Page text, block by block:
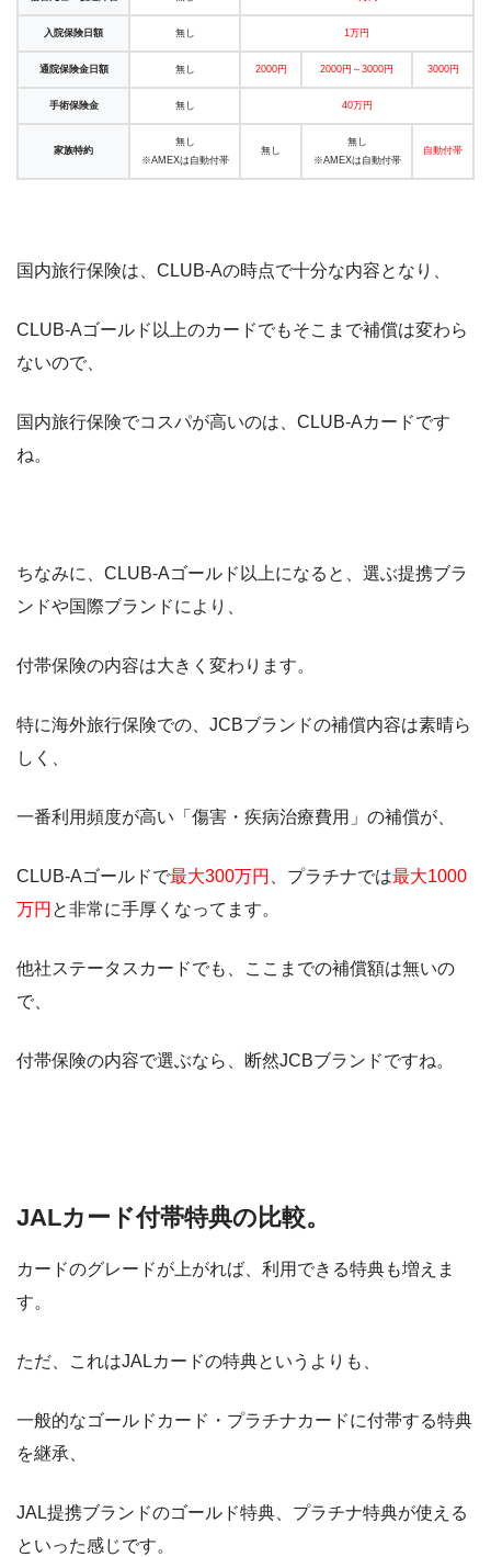
入院保険日額 無し 1万円
通院保険金日額 無し 2000円 2000円～3000円 3000円
手術保険金 無し 40万円
家族特約
無し
※AMEXは自動付帯
無し
無し
※AMEXは自動付帯
自動付帯
国内旅行保険は、CLUB-Aの時点で十分な内容となり、
CLUB-Aゴールド以上のカードでもそこまで補償は変わら
ないので、
国内旅行保険でコスパが高いのは、CLUB-Aカードです
ね。
ちなみに、CLUB-Aゴールド以上になると、選ぶ提携ブラ
ンドや国際ブランドにより、
付帯保険の内容は大きく変わります。
特に海外旅行保険での、JCBブランドの補償内容は素晴ら
しく、
一番利用頻度が高い「傷害・疾病治療費用」の補償が、
CLUB-Aゴールドで最大300万円 、プラチナでは最大1000
万円 と非常に手厚くなってます。
他社ステータスカードでも、ここまでの補償額は無いの
で、
付帯保険の内容で選ぶなら、断然JCBブランドですね。
JALカード付帯特典の比較。
カードのグレードが上がれば、利用できる特典も増えま
す。
ただ、これはJALカードの特典というよりも、
一般的なゴールドカード・プラチナカードに付帯する特典
を継承、
JAL提携ブランドのゴールド特典、プラチナ特典が使える
といった感じです。